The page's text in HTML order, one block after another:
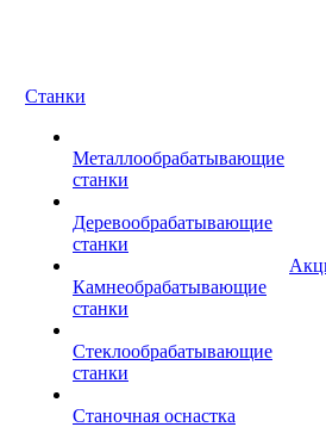
Станки
Металлообрабатывающие
станки
Деревообрабатывающие
станки
Камнеобрабатывающие
станки
Стеклообрабатывающие
станки
Станочная оснастка